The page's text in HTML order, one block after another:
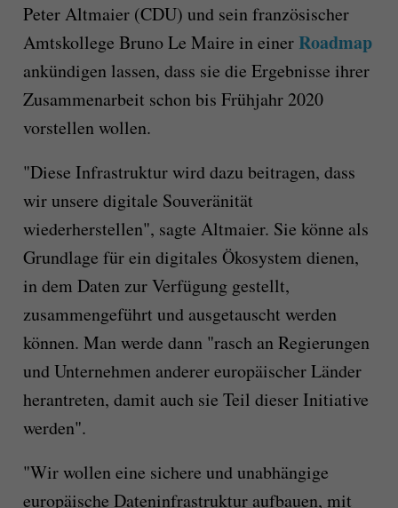
Peter Altmaier (CDU) und sein französischer
Amtskollege Bruno Le Maire in einerRoadmap
ankündigen lassen, dass sie die Ergebnisse ihrer
Zusammenarbeit schon bis Frühjahr 2020
vorstellen wollen.
"Diese Infrastruktur wird dazu beitragen, dass
wir unsere digitale Souveränität
wiederherstellen", sagte Altmaier. Sie könne als
Grundlage für ein digitales Ökosystem dienen,
in dem Daten zur Verfügung gestellt,
zusammengeführt und ausgetauscht werden
können. Man werde dann "rasch an Regierungen
und Unternehmen anderer europäischer Länder
herantreten, damit auch sie Teil dieser Initiative
werden".
"Wir wollen eine sichere und unabhängige
europäische Dateninfrastruktur aufbauen, mit